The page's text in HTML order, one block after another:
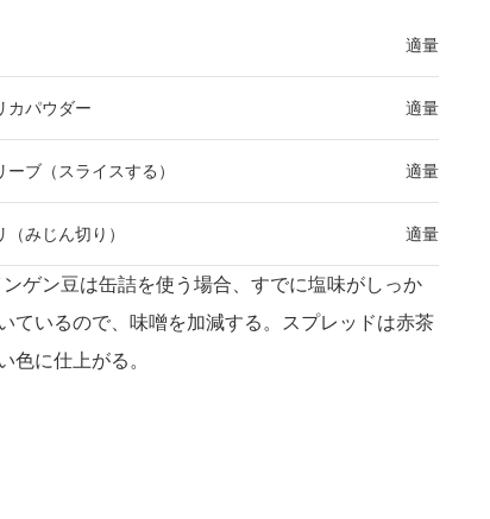
適量
カパウダー 適量
ーブ（スライスする） 適量
（みじん切り） 適量
ゲン豆は缶詰を使う場合、すでに塩味がしっか
ているので、味噌を加減する。スプレッドは赤茶
色に仕上がる。